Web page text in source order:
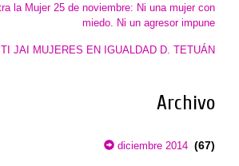
la Mujer 25 de noviembre: Ni una mujer con
miedo. Ni un agresor impune
JAI MUJERES EN IGUALDAD D. TETUÁN
Archivo
diciembre 2014 (67)